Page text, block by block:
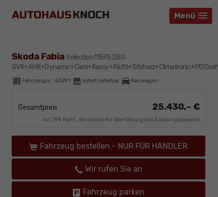
Menü
Menü
Menü
Skoda Fabia Selection 115PS DSG
Fahrzeugnr.: 60291 sofort lieferbar Neuwagen
Gesamtpreis 25.430,– €
incl. 19% MwSt., den Kosten für Überführung und Zulassungspapieren
Fahrzeug bestellen - NUR FÜR HÄNDLER
Wir rufen Sie an
Fahrzeug parken